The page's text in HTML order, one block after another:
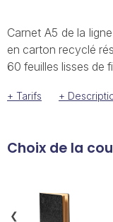
Carnet A5 de la
en carton recyclé
60 feuilles lisses de
+ Tarifs +
Choix de la
❮